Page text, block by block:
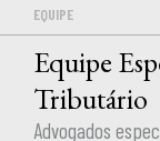
EQUIPE
Equipe
Tributário
Advogados